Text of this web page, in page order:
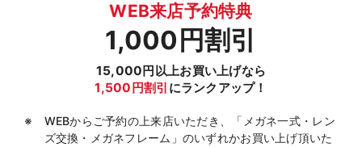
WEB来店予約特典
1,000円割引
15,000円以上お買い上げなら
1,500円割引 にランクアップ！
WEBからご予約の上来店いただき、「メガネ一式・レン
ズ交換・メガネフレーム」のいずれかお買い上げ頂いた